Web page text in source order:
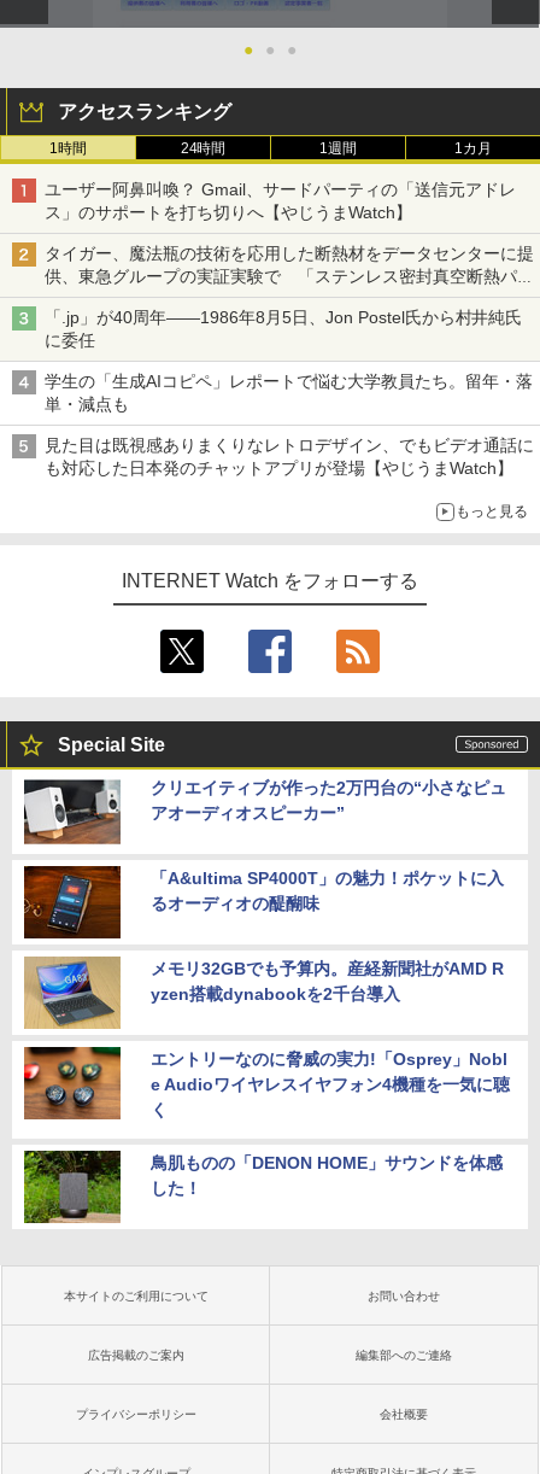
● ● ●
アクセスランキング
1時間 24時間 1週間 1カ月
ユーザー阿鼻叫喚？ Gmail、サードパーティの「送信元アドレ
ス」のサポートを打ち切りへ【やじうまWatch】
タイガー、魔法瓶の技術を応用した断熱材をデータセンターに提
供、東急グループの実証実験で 「ステンレス密封真空断熱パネ
ル TIVIP」
「.jp」が40周年――1986年8月5日、Jon Postel氏から村井純氏
に委任
学生の「生成AIコピペ」レポートで悩む大学教員たち。留年・落
単・減点も
見た目は既視感ありまくりなレトロデザイン、でもビデオ通話に
も対応した日本発のチャットアプリが登場【やじうまWatch】
もっと見る
INTERNET Watch をフォローする
Special Site
クリエイティブが作った2万円台の“小さなピュ
アオーディオスピーカー”
「A&ultima SP4000T」の魅力！ポケットに入
るオーディオの醍醐味
メモリ32GBでも予算内。産経新聞社がAMD R
yzen搭載dynabookを2千台導入
エントリーなのに脅威の実力!「Osprey」Nobl
e Audioワイヤレスイヤフォン4機種を一気に聴
く
鳥肌ものの「DENON HOME」サウンドを体感
した！
本サイトのご利用について お問い合わせ
広告掲載のご案内 編集部へのご連絡
プライバシーポリシー 会社概要